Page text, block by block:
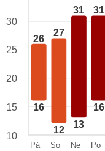
26
16
27
12
31
13
31
16
30
25
20
15
10
Pá
So
Ne
Po